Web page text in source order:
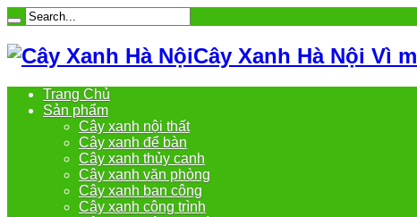
Cây Xanh Hà Nội Vì
Trang Chủ
Sản phẩm
Cây xanh nội thất
Cây xanh để bàn
Cây xanh thủy canh
Cây xanh văn phòng
Cây xanh ban công
Cây xanh công trình